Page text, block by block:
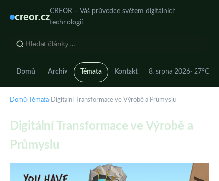
creor.cz
CREOR – Váš průvodce světem digitálních
technologií
Domů Archiv Témata Kontakt 8. srpna 2026· 27°C
Domů› Témata› Digitální Transformace ve Výrobě a Průmyslu
Digitální Transformace ve Výrobě a
Průmyslu